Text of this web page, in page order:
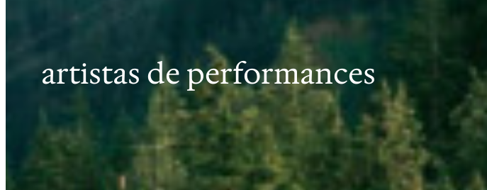
artistas de performances